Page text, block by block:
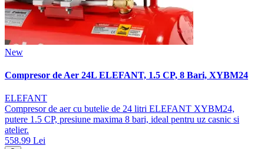
New
Compresor de Aer 24L ELEFANT, 1.5 CP, 8 Bari, XYBM24
ELEFANT
Compresor de aer cu butelie de 24 litri ELEFANT XYBM24,
putere 1.5 CP, presiune maxima 8 bari, ideal pentru uz casnic si
atelier.
558.99 Lei